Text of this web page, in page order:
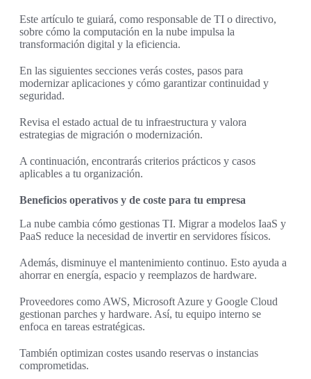
Este artículo te guiará, como responsable de TI o directivo,
sobre cómo la computación en la nube impulsa la
transformación digital y la eficiencia.
En las siguientes secciones verás costes, pasos para
modernizar aplicaciones y cómo garantizar continuidad y
seguridad.
Revisa el estado actual de tu infraestructura y valora
estrategias de migración o modernización.
A continuación, encontrarás criterios prácticos y casos
aplicables a tu organización.
Beneficios operativos y de coste para tu empresa
La nube cambia cómo gestionas TI. Migrar a modelos IaaS y
PaaS reduce la necesidad de invertir en servidores físicos.
Además, disminuye el mantenimiento continuo. Esto ayuda a
ahorrar en energía, espacio y reemplazos de hardware.
Proveedores como AWS, Microsoft Azure y Google Cloud
gestionan parches y hardware. Así, tu equipo interno se
enfoca en tareas estratégicas.
También optimizan costes usando reservas o instancias
comprometidas.